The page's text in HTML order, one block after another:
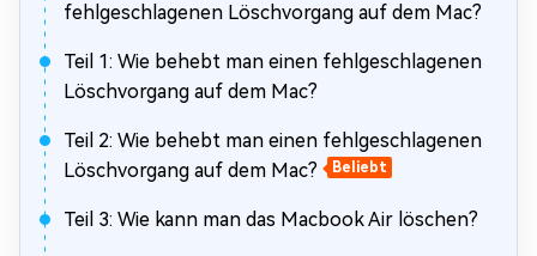
fehlgeschlagenen Löschvorgang auf dem Mac?
Teil 1: Wie behebt man einen fehlgeschlagenen
Löschvorgang auf dem Mac?
Teil 2: Wie behebt man einen fehlgeschlagenen
Löschvorgang auf dem Mac?
Beliebt
Teil 3: Wie kann man das Macbook Air löschen?